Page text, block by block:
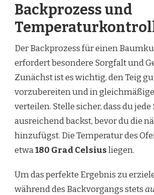
Backprozess und
Der Backprozess für einen
erfordert besondere Sorgfalt und
Zunächst ist es wichtig, den Teig
vorzubereiten und in
verteilen. Stelle sicher, dass du
ausreichend backst, bevor du die
hinzufügst. Die Temperatur des
etwa180 Grad Celsiusliegen.
Um das perfekte Ergebnis zu
während des Backvorgangs stets